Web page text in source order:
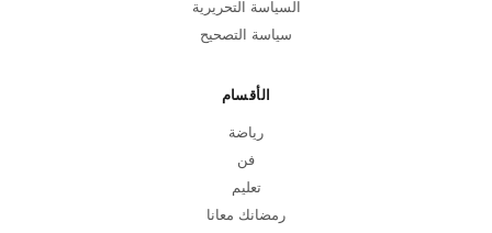
السياسة التحريرية
سياسة التصحيح
الأقسام
رياضة
فن
تعليم
رمضانك معانا